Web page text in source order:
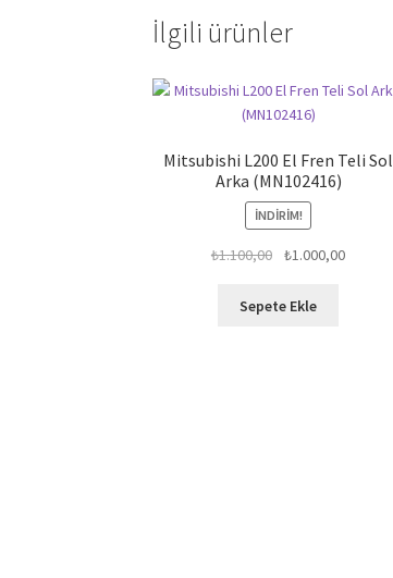
İlgili ürünler
Mitsubishi L200 El Fren Teli Sol
Arka (MN102416)
İNDIRIM!
₺1.100,00
Orijinal
₺1.100,00.
₺1.000,00Şu
Sepete Ekle